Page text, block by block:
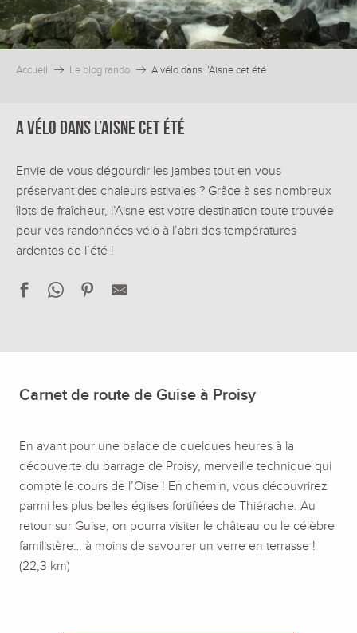
Accueil Le blog rando A vélo dans l’Aisne cet été
A vélo dans l’Aisne cet été
Envie de vous dégourdir les jambes tout en vous
préservant des chaleurs estivales ? Grâce à ses nombreux
îlots de fraîcheur, l’Aisne est votre destination toute trouvée
pour vos randonnées vélo à l’abri des températures
ardentes de l’été !
Carnet de route de Guise à Proisy
En avant pour une balade de quelques heures à la
découverte du barrage de Proisy, merveille technique qui
dompte le cours de l’Oise ! En chemin, vous découvrirez
parmi les plus belles églises fortifiées de Thiérache. Au
retour sur Guise, on pourra visiter le château ou le célèbre
familistère… à moins de savourer un verre en terrasse !
(22,3 km)